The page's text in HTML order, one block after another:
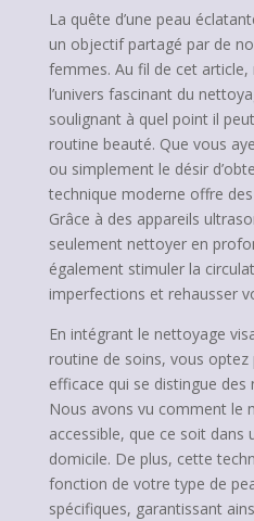
La quête d’une peau
un objectif partagé par de
femmes. Au fil de cet
l’univers fascinant du
soulignant à quel point il
routine beauté. Que vous
ou simplement le désir
technique moderne offre
Grâce à des appareils
seulement nettoyer en
également stimuler la
imperfections et rehausser
En intégrant le nettoyage
routine de soins, vous
efficace qui se distingue
Nous avons vu comment le
accessible, que ce soit
domicile. De plus, cette
fonction de votre type de
spécifiques, garantissant